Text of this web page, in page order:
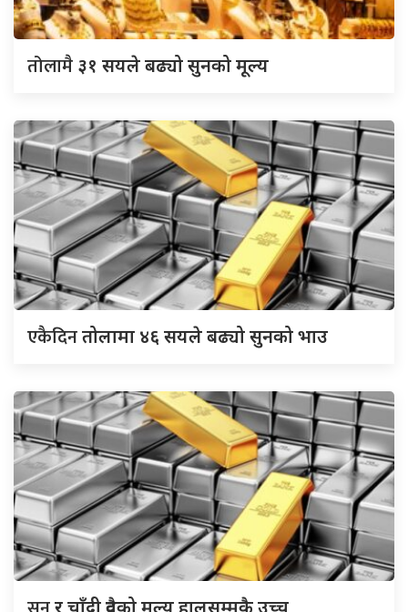
तोलामै ३१ सयले बढ्यो सुनको मूल्य
एकैदिनतोलामा ४६ सयले बढ्यो सुनको भाउ
र चाँदी दुवैको मूल्य हालसम्मकै उच्च